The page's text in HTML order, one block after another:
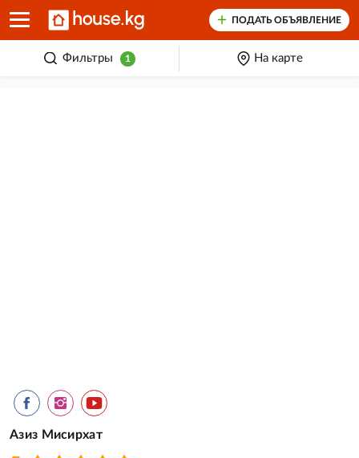
ПОДАТЬ ОБЪЯВЛЕНИЕ
Фильтры 1 На карте
Азиз Мисирхат